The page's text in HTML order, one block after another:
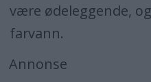
være ødeleggende,
farvann.
Annonse